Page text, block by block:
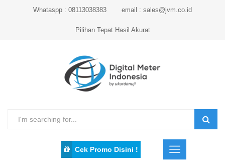
Whataspp : 08113038383 email : sales@jvm.co.id
Pilihan Tepat Hasil Akurat
Cek Promo Disini !